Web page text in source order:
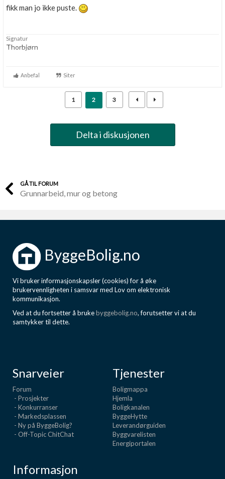
fikk man jo ikke puste.
Signatur
Thorbjørn
Anbefal Siter
1 2 3
Delta i diskusjonen
GÅ TIL FORUM
Grunnarbeid, mur og betong
ByggeBolig.no
Vi bruker informasjonskapsler (cookies) for å øke
brukervennligheten i samsvar med Lov om elektronisk
kommunikasjon.
Ved at du fortsetter å brukebyggebolig.no, forutsetter vi at du
samtykker til dette.
Snarveier
Forum
- Prosjekter
- Konkurranser
- Markedsplassen
- Ny på ByggeBolig?
- Off-Topic ChitChat
Tjenester
Boligmappa
Hjemla
Boligkanalen
ByggeHytte
Leverandørguiden
Byggvarelisten
Energiportalen
Informasjon